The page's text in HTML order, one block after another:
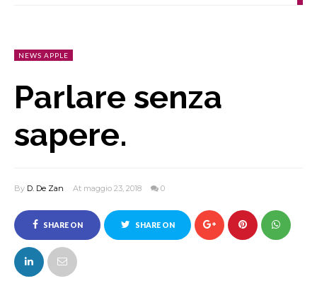
NEWS APPLE
Parlare senza
sapere.
By D. De Zan At maggio 23, 2018 0
SHARE ON
FACEBOOK
SHARE ON